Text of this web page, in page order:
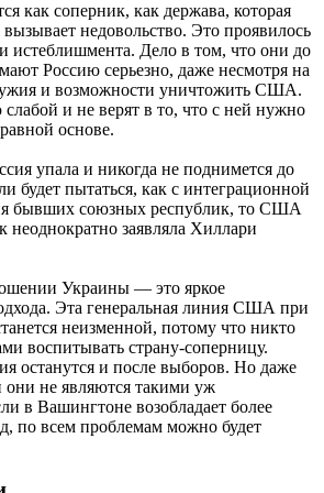
как соперник, как держава, которая
недовольство. Это проявилось
Дело в том, что они до
Россию серьезно, даже несмотря на
и возможности уничтожить США.
и не верят в то, что с ней нужно
основе.
упала и никогда не поднимется до
будет пытаться, как с интеграционной
бывших союзных республик, то США
неоднократно заявляла Хиллари
Украины — это яркое
Эта генеральная линия США при
неизменной, потому что никто
воспитывать страну-соперницу.
останутся и после выборов. Но даже
не являются такими уж
в Вашингтоне возобладает более
по всем проблемам можно будет